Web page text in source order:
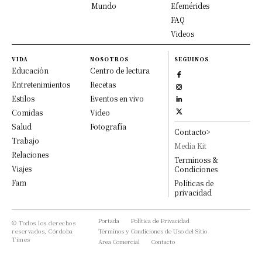
Mundo
Efemérides
FAQ
Videos
VIDA
Educación
Entretenimientos
Estilos
Comidas
Salud
Trabajo
Relaciones
Viajes
Fam
NOSOTROS
Centro de lectura
Recetas
Eventos en vivo
Video
Fotografía
SEGUINOS
Contacto>
Media Kit
Terminoss &
Condiciones
Políticas de
privacidad
© Todos los derechos
reservados, Córdoba
Times
Portada
Política de Privacidad
Términos y Condiciones de Uso del Sitio
Area Comercial
Contacto